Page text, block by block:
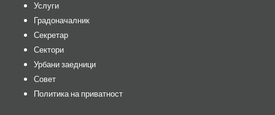
Услуги
Градоначалник
Секретар
Сектори
Урбани заедници
Совет
Политика на приватност